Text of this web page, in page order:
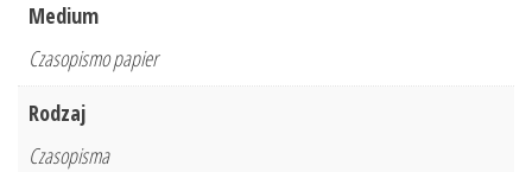
Medium
Czasopismo papier
Rodzaj
Czasopisma